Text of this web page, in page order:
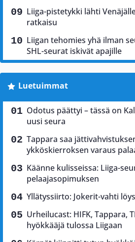
Liiga-pistetykki lähti
ratkaisu
Liigan tehomies yhä ilman
SHL-seurat iskivät apajille
Luetuimmat
Odotus päättyi – tässä on
uusi seura
Tappara saa
ykköskierroksen varaus
Käänne kulisseissa: Liiga-
pelaajasopimuksen
Yllätyssiirto: Jokerit-vahti
Urheilucast: HIFK, Tappara,
hyökkääjä tulossa Liigaan